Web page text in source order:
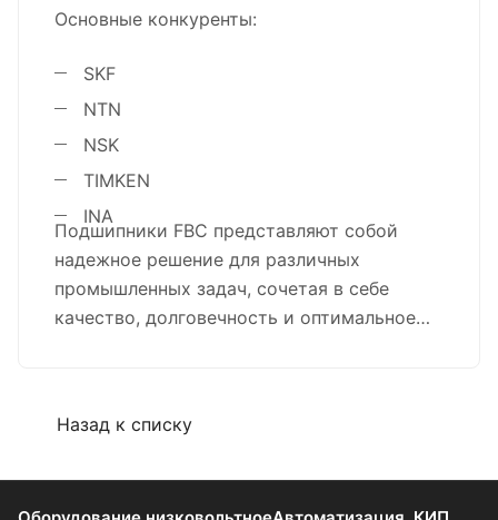
Основные конкуренты:
SKF
NTN
NSK
TIMKEN
INA
Подшипники FBC представляют собой
надежное решение для различных
промышленных задач, сочетая в себе
качество, долговечность и оптимальное
благодаря своим техническим
Назад к списку